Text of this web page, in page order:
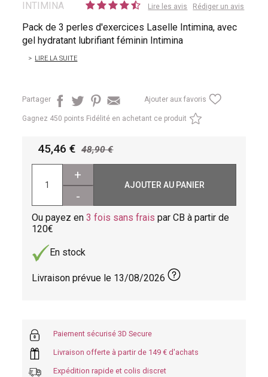
INTIMINA Lire les avis Rédiger un avis
Pack de 3 perles d'exercices Laselle Intimina, avec
gel hydratant lubrifiant féminin Intimina
LIRE LA SUITE
Partager Ajouter aux favoris
Gagnez 450 points Fidélité en achetant ce produit
45,46 48,90
+
-
AJOUTER AU PANIER
Ou payez en3 fois sans frais par CB à partir de
120
En stock
Livraison prévue le 13/08/2026
Paiement sécurisé 3D Secure
Livraison offerte à partir de 149 € d'achats
Expédition rapide et colis discret